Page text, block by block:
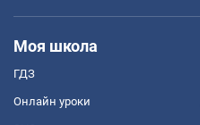
Моя школа
ГДЗ
Онлайн уроки